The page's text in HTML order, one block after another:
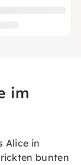
im
Alice in
bunten